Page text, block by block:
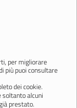
per migliorare
più puoi consultare
dei cookie.
soltanto alcuni
prestato.
Artigianale "Cattaneo -
10:08